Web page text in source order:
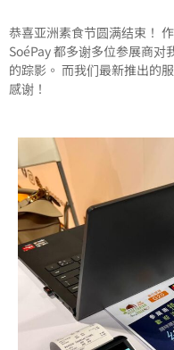
恭喜亚洲素食节圆满结束！
SoéPay 都多谢多位参展商
的踪影。 而我们最新推出的
感谢！